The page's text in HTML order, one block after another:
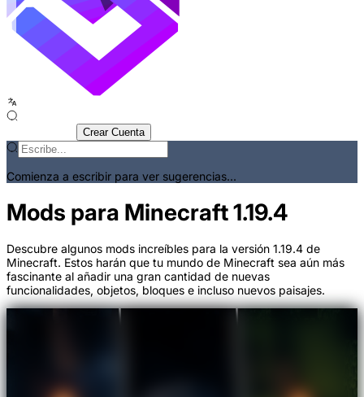
Crear Cuenta
Comienza a escribir para ver sugerencias...
Mods para Minecraft 1.19.4
Descubre algunos mods increíbles para la versión 1.19.4 de
Minecraft. Estos harán que tu mundo de Minecraft sea aún más
fascinante al añadir una gran cantidad de nuevas
funcionalidades, objetos, bloques e incluso nuevos paisajes.